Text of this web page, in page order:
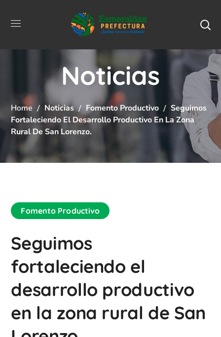
Noticias
Home Noticias Fomento Productivo
Seguimos
Fortaleciendo El Desarrollo Productivo En La Zona
Rural De San Lorenzo.
Fomento Productivo
Seguimos
fortaleciendo el
desarrollo productivo
en la zona rural de San